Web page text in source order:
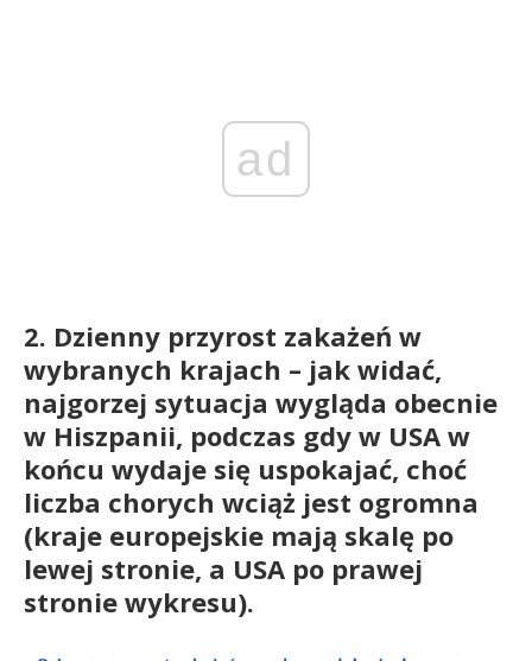
ad
2. Dzienny przyrost zakażeń w
wybranych krajach – jak widać,
najgorzej sytuacja wygląda obecnie
w Hiszpanii, podczas gdy w USA w
końcu wydaje się uspokajać, choć
liczba chorych wciąż jest ogromna
(kraje europejskie mają skalę po
lewej stronie, a USA po prawej
stronie wykresu).